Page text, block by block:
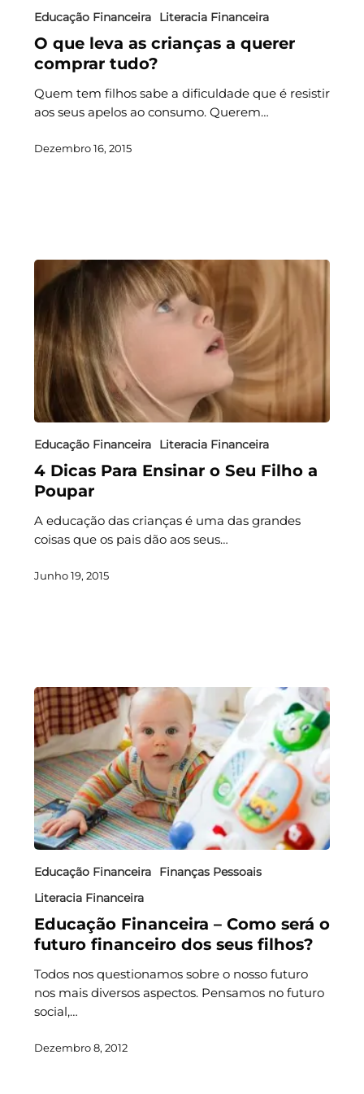
Educação Financeira Literacia Financeira
O que leva as crianças a querer
comprar tudo?
Quem tem filhos sabe a dificuldade que é resistir
aos seus apelos ao consumo. Querem…
Dezembro 16, 2015
Educação Financeira Literacia Financeira
4 Dicas Para Ensinar o Seu Filho a
Poupar
A educação das crianças é uma das grandes
coisas que os pais dão aos seus…
Junho 19, 2015
Educação Financeira
Finanças Pessoais
Literacia Financeira
Educação Financeira – Como será o
futuro financeiro dos seus filhos?
Todos nos questionamos sobre o nosso futuro
nos mais diversos aspectos. Pensamos no futuro
social,…
Dezembro 8, 2012